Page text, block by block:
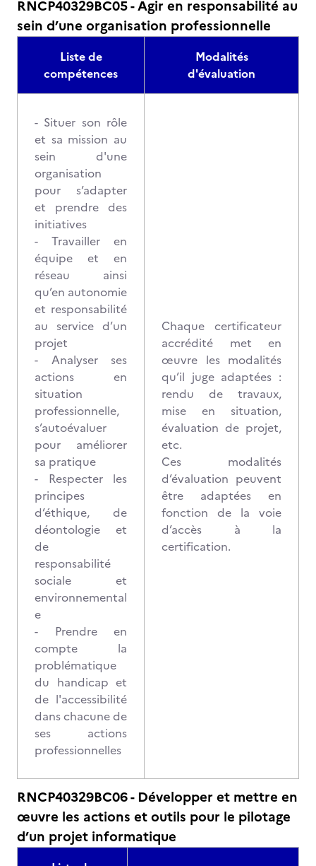
RNCP40329BC05 - Agir en responsabilité au
sein d’une organisation professionnelle
Liste de
compétences
Modalités
d'évaluation
- Situer son rôle
et sa mission au
sein d'une
organisation
pour s’adapter
et prendre des
initiatives
- Travailler en
équipe et en
réseau ainsi
qu’en autonomie
et responsabilité
au service d’un
projet
- Analyser ses
actions en
situation
professionnelle,
s’autoévaluer
pour améliorer
sa pratique
- Respecter les
principes
d’éthique, de
déontologie et
de
responsabilité
sociale et
environnemental
e
- Prendre en
compte la
problématique
du handicap et
de l'accessibilité
dans chacune de
ses actions
professionnelles
Chaque certificateur
accrédité met en
œuvre les modalités
qu’il juge adaptées :
rendu de travaux,
mise en situation,
évaluation de projet,
etc.
Ces modalités
d’évaluation peuvent
être adaptées en
fonction de la voie
d’accès à la
certification.
RNCP40329BC06 - Développer et mettre en
œuvre les actions et outils pour le pilotage
d’un projet informatique